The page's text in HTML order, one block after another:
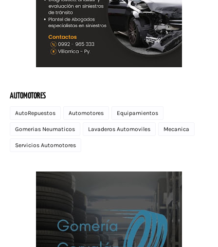
AUTOMOTORES
AutoRepuestos Automotores Equipamientos
Gomerias Neumaticos Lavaderos Automoviles Mecanica
Servicios Automotores